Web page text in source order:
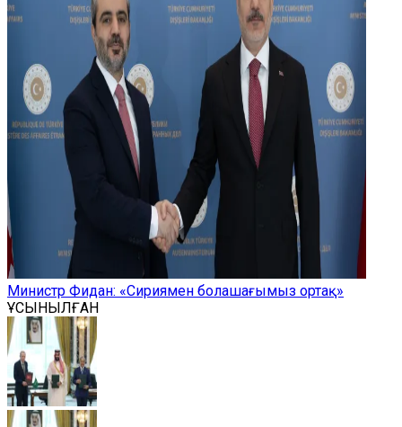
Министр Фидан: «Сириямен болашағымыз ортақ»
ҰСЫНЫЛҒАН